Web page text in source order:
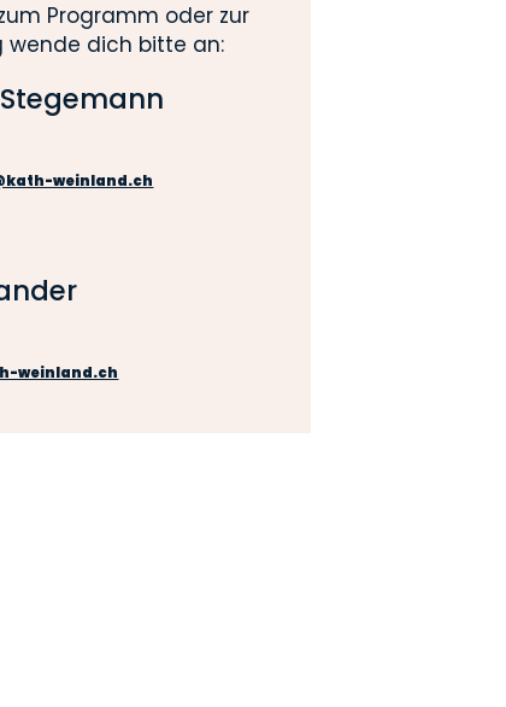
Programm oder zur
wende dich bitte an:
weinland.ch
weinland.ch